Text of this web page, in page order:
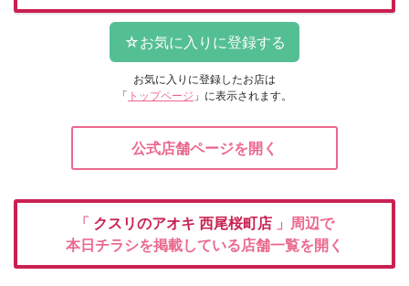
お気に入りに登録したお店は
「 トップページ 」に表示されます。
公式店舗ページを開く
「 クスリのアオキ 西尾桜町店 」周辺で
本日チラシを掲載している店舗一覧を開く